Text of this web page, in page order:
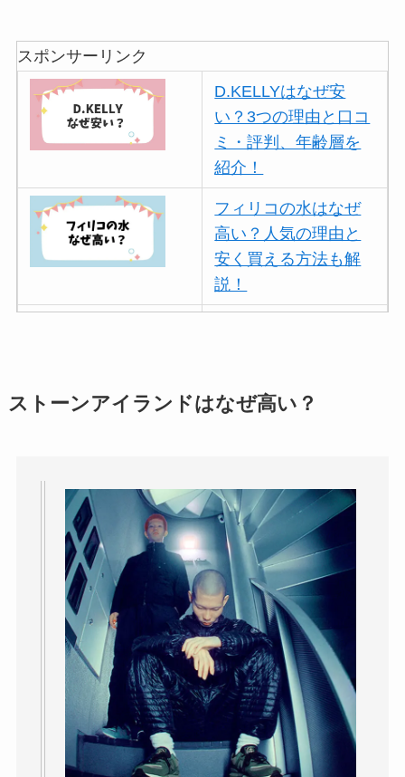
スポンサーリンク
D.KELLYはなぜ安
い？3つの理由と口コ
ミ・評判、年齢層を
紹介！
フィリコの水はなぜ
高い？人気の理由と
安く買える方法も解
説！
を紹介！
気？安く買う方法も
解説！
THE STEM CELL フ
ェイスマスクが安い
理由は？3つの理由と
口コミ・評判を紹
介！
想夫恋はなぜ高い？
人気の理由と安く買
える方法も解説！
ストーンアイランドはなぜ高い？